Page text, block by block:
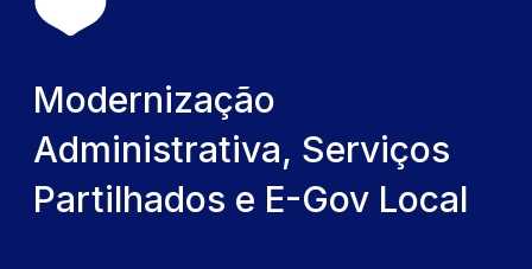
Modernização
Administrativa, Serviços
Partilhados e E-Gov Local